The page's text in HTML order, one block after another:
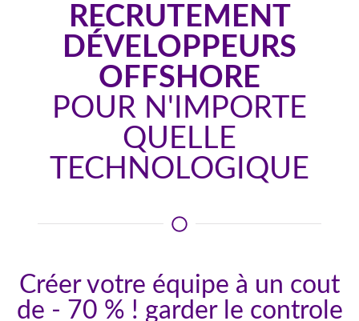
RECRUTEMENT
DÉVELOPPEURS
OFFSHORE
POUR N'IMPORTE
QUELLE
TECHNOLOGIQUE
Créer votre équipe à un cout
de - 70 % ! garder le controle